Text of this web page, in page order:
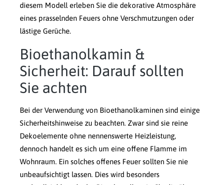
diesem Modell erleben Sie die dekorative Atmosphäre
eines prasselnden Feuers ohne Verschmutzungen oder
lästige Gerüche.
Bioethanolkamin &
Sicherheit: Darauf sollten
Sie achten
Bei der Verwendung von Bioethanolkaminen sind einige
Sicherheitshinweise zu beachten. Zwar sind sie reine
Dekoelemente ohne nennenswerte Heizleistung,
dennoch handelt es sich um eine offene Flamme im
Wohnraum. Ein solches offenes Feuer sollten Sie nie
unbeaufsichtigt lassen. Dies wird besonders